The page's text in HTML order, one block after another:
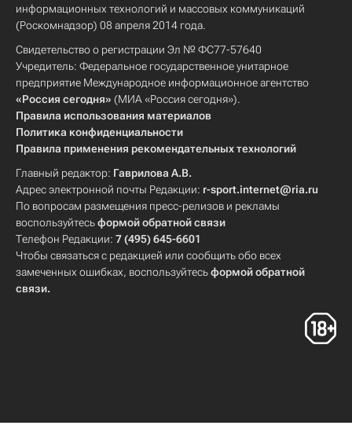
информационных технологий и массовых коммуникаций
(Роскомнадзор) 08 апреля 2014 года.
Свидетельство о регистрации Эл № ФС77-57640
Учредитель: Федеральное государственное унитарное
предприятие Международное информационное агентство
«Россия сегодня» (МИА «Россия сегодня»).
Правила использования материалов
Политика конфиденциальности
Правила применения рекомендательных технологий
Главный редактор: Гаврилова А.В.
Адрес электронной почты Редакции: r-sport.internet@ria.ru
По вопросам размещения пресс-релизов и рекламы
воспользуйтесьформой обратной связи
Телефон Редакции: 7 (495) 645-6601
Чтобы связаться с редакцией или сообщить обо всех
замеченных ошибках, воспользуйтесьформой обратной
связи.